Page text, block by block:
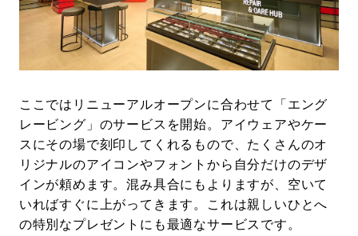
ここではリニューアルオープンに合わせて「エング
レービング」のサービスを開始。アイウェアやケー
スにその場で刻印してくれるもので、たくさんのオ
リジナルのアイコンやフォントから自分だけのデザ
インが頼めます。混み具合にもよりますが、空いて
いればすぐに上がってきます。これは親しいひとへ
の特別なプレゼントにも最適なサービスです。